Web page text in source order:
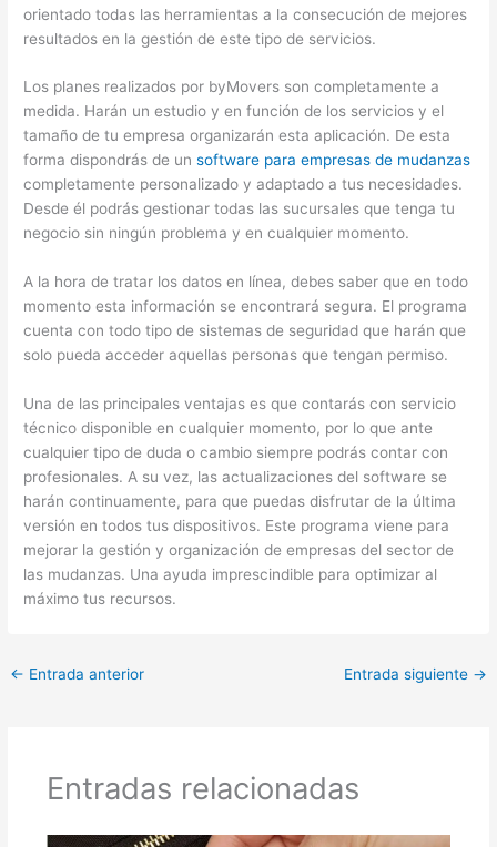
orientado todas las herramientas a la consecución de mejores
resultados en la gestión de este tipo de servicios.
Los planes realizados por byMovers son completamente a
medida. Harán un estudio y en función de los servicios y el
tamaño de tu empresa organizarán esta aplicación. De esta
forma dispondrás de unsoftware para empresas de mudanzas
completamente personalizado y adaptado a tus necesidades.
Desde él podrás gestionar todas las sucursales que tenga tu
negocio sin ningún problema y en cualquier momento.
A la hora de tratar los datos en línea, debes saber que en todo
momento esta información se encontrará segura. El programa
cuenta con todo tipo de sistemas de seguridad que harán que
solo pueda acceder aquellas personas que tengan permiso.
Una de las principales ventajas es que contarás con servicio
técnico disponible en cualquier momento, por lo que ante
cualquier tipo de duda o cambio siempre podrás contar con
profesionales. A su vez, las actualizaciones del software se
harán continuamente, para que puedas disfrutar de la última
versión en todos tus dispositivos. Este programa viene para
mejorar la gestión y organización de empresas del sector de
las mudanzas. Una ayuda imprescindible para optimizar al
máximo tus recursos.
← Entrada anterior Entrada siguiente →
Entradas relacionadas